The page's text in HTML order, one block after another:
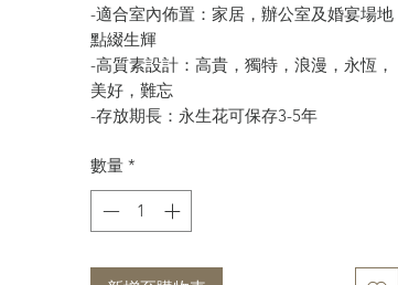
-適合室內佈置：家居，辦公室及婚宴場地
點綴生輝
-高質素設計：高貴，獨特，浪漫，永恆，
美好，難忘
-存放期長：永生花可保存3-5年
數量 *